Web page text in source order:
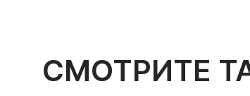
СМОТРИТЕ